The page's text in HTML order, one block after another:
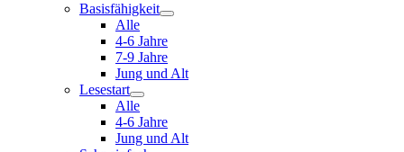
Basisfähigkeit
Alle
4-6 Jahre
7-9 Jahre
Jung und Alt
Lesestart
Alle
4-6 Jahre
Jung und Alt